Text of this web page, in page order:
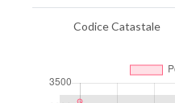
Codice Catastale